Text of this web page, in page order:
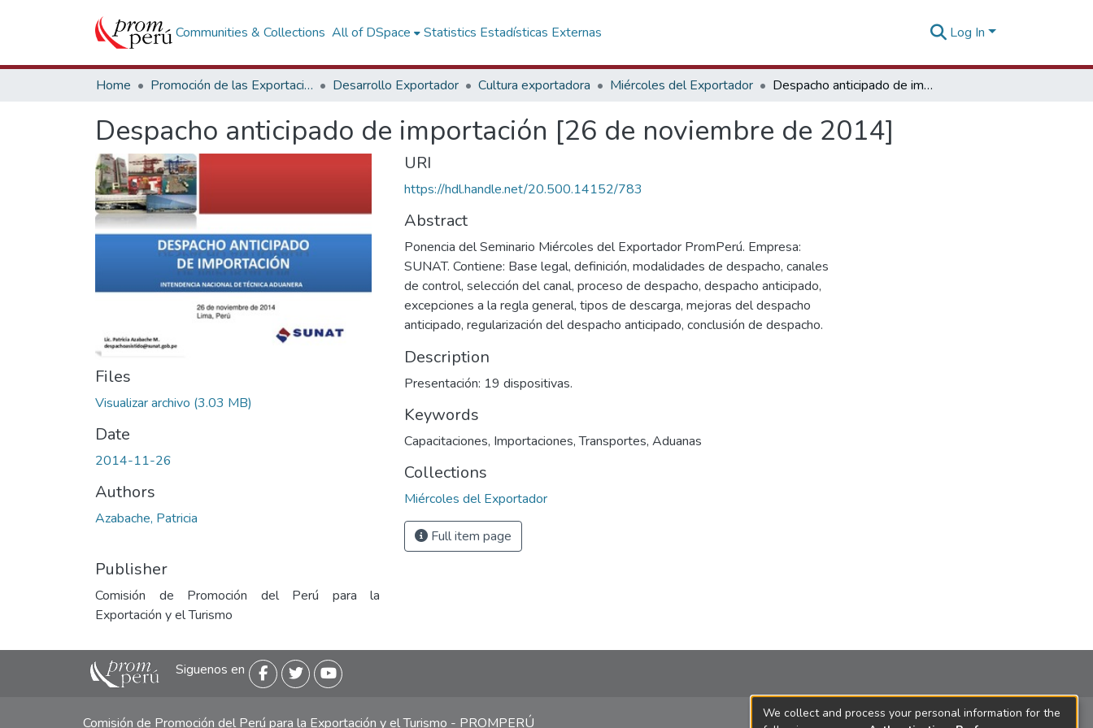
Communities & Collections All of DSpace Statistics Estadísticas Externas Log In
Home Promoción de las Exportaciones Desarrollo Exportador Cultura exportadora Miércoles del Exportador Despacho anticipado de importación [26 de noviembre de 2014]
Despacho anticipado de importación [26 de noviembre de 2014]
Files
Visualizar archivo (3.03 MB)
Date
2014-11-26
Authors
Azabache, Patricia
Publisher
Comisión de Promoción del Perú para la
Exportación y el Turismo
URI
https://hdl.handle.net/20.500.14152/783
Abstract
Ponencia del Seminario Miércoles del Exportador PromPerú. Empresa:
SUNAT. Contiene: Base legal, definición, modalidades de despacho, canales
de control, selección del canal, proceso de despacho, despacho anticipado,
excepciones a la regla general, tipos de descarga, mejoras del despacho
anticipado, regularización del despacho anticipado, conclusión de despacho.
Description
Presentación: 19 dispositivas.
Keywords
Capacitaciones, Importaciones,Transportes, Aduanas
Collections
Miércoles del Exportador
Full item page
Siguenos en
Comisión de Promoción del Perú para la Exportación y el Turismo - PROMPERÚ
We collect and process your personal information for the